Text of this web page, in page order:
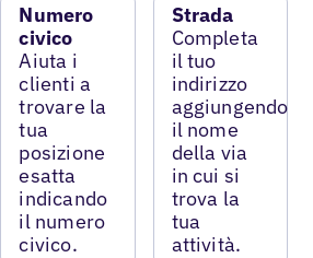
Numero
civico
Aiuta i
clienti a
trovare la
tua
posizione
esatta
indicando
il numero
civico.
Strada
Completa
il tuo
indirizzo
aggiungendo
il nome
della via
in cui si
trova la
tua
attività.